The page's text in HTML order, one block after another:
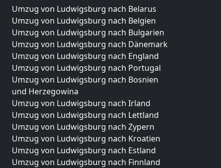
Umzug von Ludwigsburg nach Belarus
Umzug von Ludwigsburg nach Belgien
Umzug von Ludwigsburg nach Bulgarien
Umzug von Ludwigsburg nach Dänemark
Umzug von Ludwigsburg nach England
Umzug von Ludwigsburg nach Portugal
Umzug von Ludwigsburg nach Bosnien
und Herzegowina
Umzug von Ludwigsburg nach Irland
Umzug von Ludwigsburg nach Lettland
Umzug von Ludwigsburg nach Zypern
Umzug von Ludwigsburg nach Kroatien
Umzug von Ludwigsburg nach Estland
Umzug von Ludwigsburg nach Finnland